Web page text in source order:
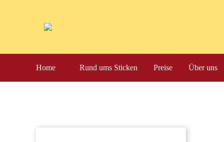
NavigationHome Rund ums Sticken Preise Über uns